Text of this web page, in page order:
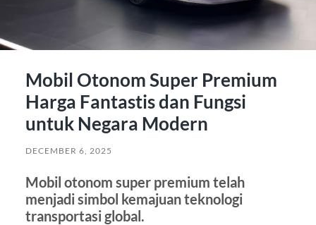
Mobil Otonom Super Premium
Harga Fantastis dan Fungsi
untuk Negara Modern
DECEMBER 6, 2025
Mobil otonom super premium telah
menjadi simbol kemajuan teknologi
transportasi global.